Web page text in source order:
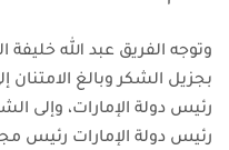
وتوجه الفريق عبد الله خليفة
بجزيل الشكر وبالغ الامتنان
رئيس دولة الإمارات، وإلى
رئيس دولة الإمارات رئيس